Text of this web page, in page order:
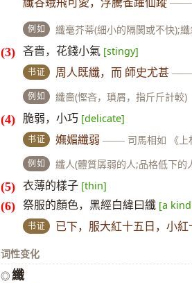
纖谷蛾飛可愛，浮騰雀躍仙蹤 ——
例如 纖毫芥蒂(細小的隔閡或不快);
吝嗇，花錢小氣 [stingy]
书证 周人既纖，而 師史尤甚
例如 纖嗇(慳吝，瑣屑，指斤斤計較)
脆弱，小巧 [delicate]
书证 嫵媚纖弱 —— 司馬相如 《上
例如 纖人(體質孱弱的人;品格低下
衣薄的樣子 [thin]
祭服的顏色，黑經白緯曰纖 [a
书证 已下，服大紅十五日，小
词性变化
◎ 纖